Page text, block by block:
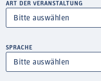
ART DER VERANSTALTUNG
SPRACHE